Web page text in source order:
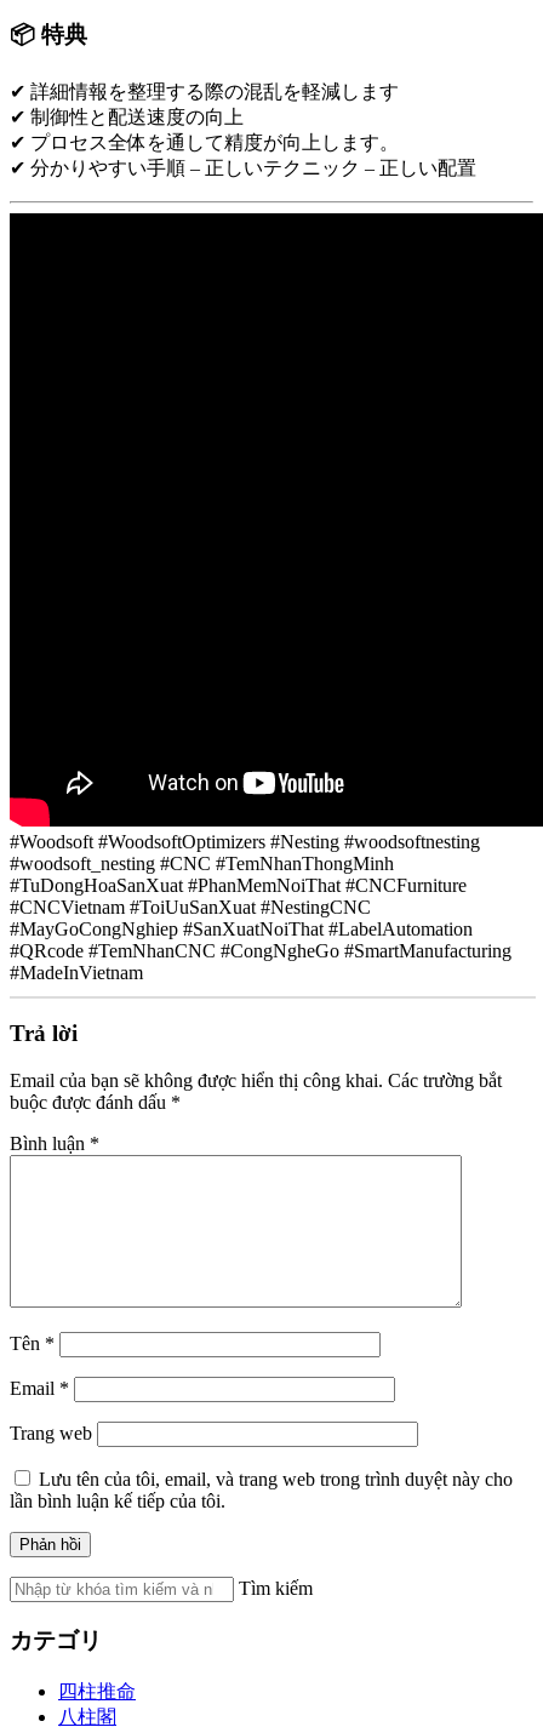
📦 特典
✔ 詳細情報を整理する際の混乱を軽減します
✔ 制御性と配送速度の向上
✔ プロセス全体を通して精度が向上します。
✔ 分かりやすい手順 – 正しいテクニック – 正しい配置
#Woodsoft #WoodsoftOptimizers #Nesting #woodsoftnesting
#woodsoft_nesting #CNC #TemNhanThongMinh
#TuDongHoaSanXuat #PhanMemNoiThat #CNCFurniture
#CNCVietnam #ToiUuSanXuat #NestingCNC
#MayGoCongNghiep #SanXuatNoiThat #LabelAutomation
#QRcode #TemNhanCNC #CongNgheGo #SmartManufacturing
#MadeInVietnam
Trả lời
Email của bạn sẽ không được hiển thị công khai. Các trường bắt
buộc được đánh dấu *
Bình luận *
Tên *
Email *
Trang web
Lưu tên của tôi, email, và trang web trong trình duyệt này cho
lần bình luận kế tiếp của tôi.
Tìm kiếm
カテゴリ
四柱推命
八柱閣